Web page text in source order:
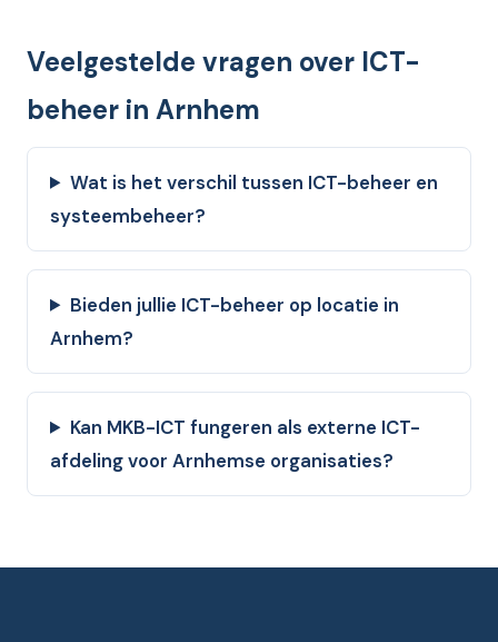
Veelgestelde vragen over ICT-
beheer in Arnhem
Wat is het verschil tussen ICT-beheer en
systeembeheer?
Bieden jullie ICT-beheer op locatie in
Arnhem?
Kan MKB-ICT fungeren als externe ICT-
afdeling voor Arnhemse organisaties?